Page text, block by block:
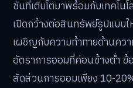
ชันที่เติบโตมาพร้อมกับเทคโน
เปิดกว้างต่อสินทรัพย์รูปแบบ
เผชิญกับความท้าทายด้านคว
อัตราการออมที่ค่อนข้างต่ำ ข้
สัดส่วนการออมเพียง 10-